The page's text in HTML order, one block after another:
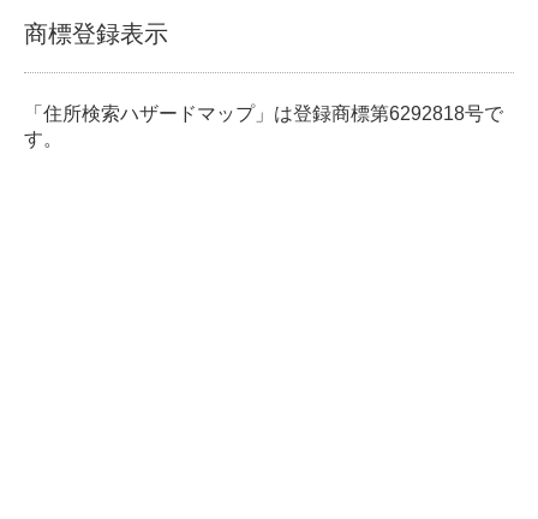
商標登録表示
「住所検索ハザードマップ」は登録商標第6292818号で
す。